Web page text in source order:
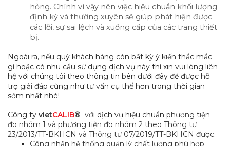
hỏng. Chính vì vậy nên việc hiệu chuẩn khối lượng
định kỳ và thường xuyên sẽ giúp phát hiện được
các lỗi, sự sai lệch và xuống cấp của các trang thiết
bị.
Ngoài ra, nếu quý khách hàng còn bất kỳ ý kiến thắc mắc
gì hoặc có nhu cầu sử dụng dịch vụ này thì xin vui lòng liên
hệ với chúng tôi theo thông tin bên dưới đây để được hỗ
trợ giải đáp cũng như tư vấn cụ thể hơn trong thời gian
sớm nhất nhé!
Công ty vietCALIB® với dịch vụ hiệu chuẩn phương tiện
đo nhóm 1 và phương tiện đo nhóm 2 theo Thông tư
23/2013/TT-BKHCN và Thông tư 07/2019/TT-BKHCN được:
Công nhận hệ thống quản lý chất lượng phù hợp